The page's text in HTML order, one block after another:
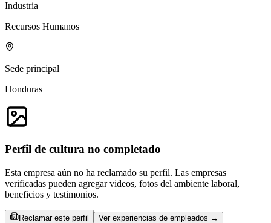
Industria
Recursos Humanos
Sede principal
Honduras
Perfil de cultura no completado
Esta empresa aún no ha reclamado su perfil. Las empresas
verificadas pueden agregar videos, fotos del ambiente laboral,
beneficios y testimonios.
Reclamar este perfil Ver experiencias de empleados →